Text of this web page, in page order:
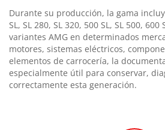
Durante su producción, la gama
SL, SL 280, SL 320, 500 SL, SL 500,
variantes AMG en determinados
motores, sistemas eléctricos,
elementos de carrocería, la
especialmente útil para conservar,
correctamente esta generación.